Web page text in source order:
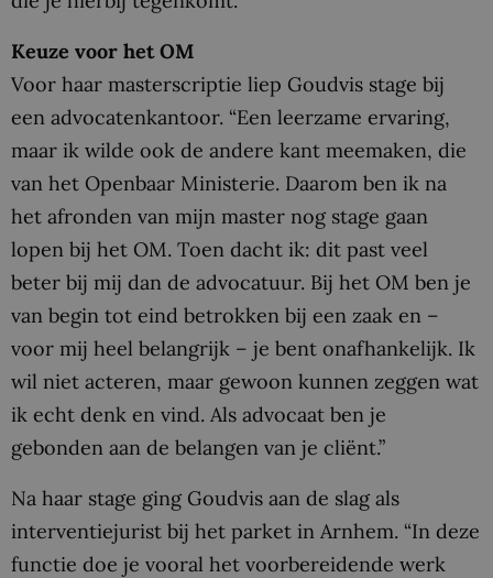
Keuze voor het OM
Voor haar masterscriptie liep Goudvis stage bij
een advocatenkantoor. “Een leerzame ervaring,
maar ik wilde ook de andere kant meemaken, die
van het Openbaar Ministerie. Daarom ben ik na
het afronden van mijn master nog stage gaan
lopen bij het OM. Toen dacht ik: dit past veel
beter bij mij dan de advocatuur. Bij het OM ben je
van begin tot eind betrokken bij een zaak en –
voor mij heel belangrijk – je bent onafhankelijk. Ik
wil niet acteren, maar gewoon kunnen zeggen wat
ik echt denk en vind. Als advocaat ben je
gebonden aan de belangen van je cliënt.”
Na haar stage ging Goudvis aan de slag als
interventiejurist bij het parket in Arnhem. “In deze
functie doe je vooral het voorbereidende werk